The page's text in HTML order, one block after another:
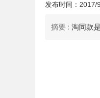
发布时间： 2017/
摘要 : 淘同款